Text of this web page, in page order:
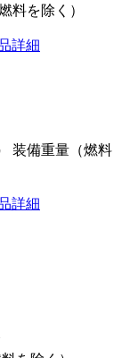
料を除く）
詳細
装備重量（燃料
詳細